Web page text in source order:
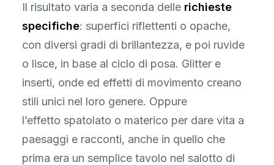
Il risultato varia a seconda delle richieste
specifiche: superfici riflettenti o opache,
con diversi gradi di brillantezza, e poi ruvide
o lisce, in base al ciclo di posa. Glitter e
inserti, onde ed effetti di movimento creano
stili unici nel loro genere. Oppure
l’effetto spatolato o materico per dare vita a
paesaggi e racconti, anche in quello che
prima era un semplice tavolo nel salotto di